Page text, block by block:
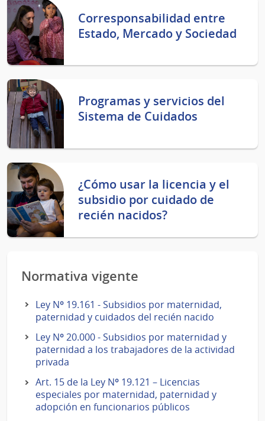
Corresponsabilidad entre
Estado, Mercado y Sociedad
Programas y servicios del
Sistema de Cuidados
¿Cómo usar la licencia y el
subsidio por cuidado de
recién nacidos?
Normativa vigente
Ley Nº 19.161 - Subsidios por maternidad,
paternidad y cuidados del recién nacido
Ley Nº 20.000 - Subsidios por maternidad y
paternidad a los trabajadores de la actividad
privada
Art. 15 de la Ley Nº 19.121 – Licencias
especiales por maternidad, paternidad y
adopción en funcionarios públicos